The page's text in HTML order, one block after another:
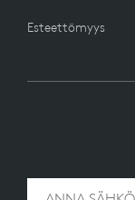
Esteettömyys